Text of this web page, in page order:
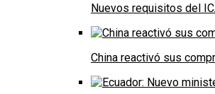
Nuevos requisitos del
China reactivó sus